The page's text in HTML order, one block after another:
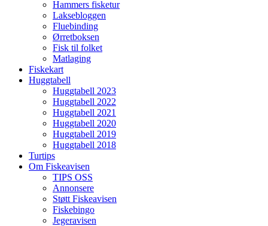
Hammers fisketur
Laksebloggen
Fluebinding
Ørretboksen
Fisk til folket
Matlaging
Fiskekart
Huggtabell
Huggtabell 2023
Huggtabell 2022
Huggtabell 2021
Huggtabell 2020
Huggtabell 2019
Huggtabell 2018
Turtips
Om Fiskeavisen
TIPS OSS
Annonsere
Støtt Fiskeavisen
Fiskebingo
Jegeravisen